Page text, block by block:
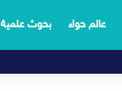
عالم حواء بحوث علمية